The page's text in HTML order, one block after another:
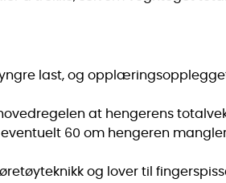
last, og
at hengerens
60 om hengeren
og lover til